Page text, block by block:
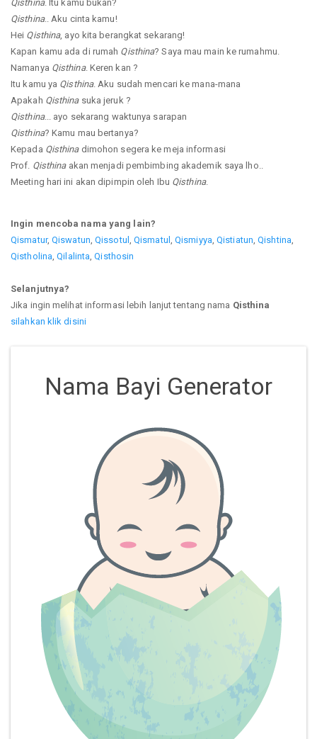
Qisthina. Itu kamu bukan?
Qisthina.. Aku cinta kamu!
Hei Qisthina, ayo kita berangkat sekarang!
Kapan kamu ada di rumah Qisthina? Saya mau main ke rumahmu.
Namanya Qisthina. Keren kan ?
Itu kamu ya Qisthina. Aku sudah mencari ke mana-mana
Apakah Qisthinasuka jeruk ?
Qisthina... ayo sekarang waktunya sarapan
Qisthina? Kamu mau bertanya?
Kepada Qisthinadimohon segera ke meja informasi
Prof. Qisthinaakan menjadi pembimbing akademik saya lho..
Meeting hari ini akan dipimpin oleh Ibu Qisthina.
Ingin mencoba nama yang lain?
Qismatur,Qiswatun ,Qissotul ,Qismatul ,Qismiyya ,Qistiatun ,Qishtina
Qistholina ,Qilalinta ,Qisthosin
Selanjutnya?
Jika ingin melihat informasi lebih lanjut tentang nama Qisthina
silahkan klik disini
Nama Bayi Generator